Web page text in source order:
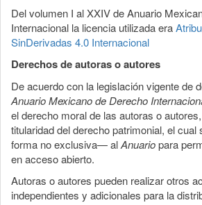
Del volumen I al XXIV de Anuario
Internacional la licencia utilizada era
SinDerivadas 4.0 Internacional
Derechos de autoras o autores
De acuerdo con la legislación vigente de
Anuario Mexicano de Derecho
el derecho moral de las autoras o
titularidad del derecho patrimonial, el
forma no exclusiva— alAnuariopara
en acceso abierto.
Autoras o autores pueden realizar otros
independientes y adicionales para la